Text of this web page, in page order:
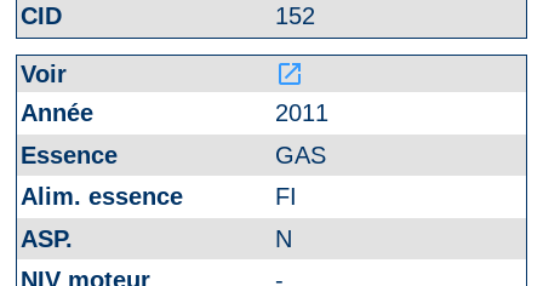
152
launch
2011
GAS
FI
N
-